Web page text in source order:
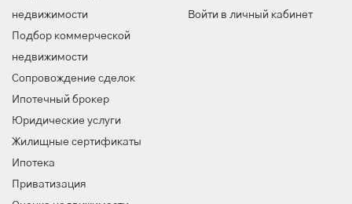
недвижимости
Подбор коммерческой
недвижимости
Сопровождение сделок
Ипотечный брокер
Юридические услуги
Жилищные сертификаты
Ипотека
Приватизация
Войти в личный кабинет